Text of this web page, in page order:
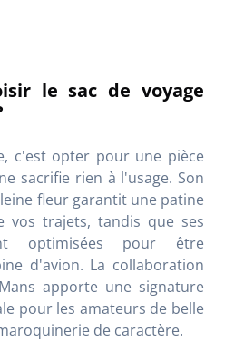
le sac de voyage
c'est opter pour une pièce
sacrifie rien à l'usage. Son
fleur garantit une patine
vos trajets, tandis que ses
optimisées pour être
d'avion. La collaboration
apporte une signature
pour les amateurs de belle
de caractère.